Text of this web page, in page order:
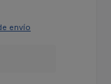
envío